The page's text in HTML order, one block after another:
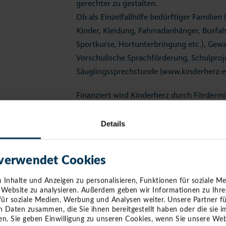
Details
Cookies
Inhalte und Anzeigen zu personalisieren, Funktionen für soziale
zu analysieren. Außerdem geben wir Informationen zu
soziale Medien, Werbung und Analysen weiter. Unsere Partner
Daten zusammen, die Sie ihnen bereitgestellt haben oder die sie
Sie geben Einwilligung zu unseren Cookies, wenn Sie unsere
gerechter zu gestalten.
Ob als Einzelfallhilfe bedürftiger Familien
Kinder, Kleidung, Fahrradanhänger,
Sportkurse, Hortunterbringung etc.),
Vorschulische Sprachförderung,
Säuglingssprechstunde (www.kinderherz-
Finanziert wird Kinderherz durch
Diese fallen nun aufgrund der Corona-
Wer auch ohne Ersteigerung seinen
Bankverbindung: "Förderverein Kinderherz
Sparkasse Holstein
IBAN: DE78 2135 2240 0135 8280 44